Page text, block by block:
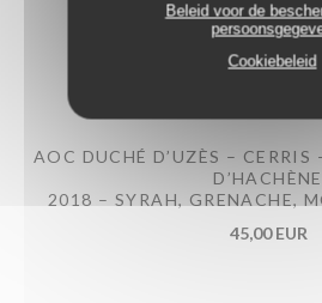
Beleid voor de
Cookiebeleid
D’HACHÈNE
2018 – SYRAH, PETIT
50,00 EUR
AOC DUCHÉ D’UZÈS – CERRIS
D’HACHÈNE
2018 – SYRAH, GRENACHE,
45,00 EUR